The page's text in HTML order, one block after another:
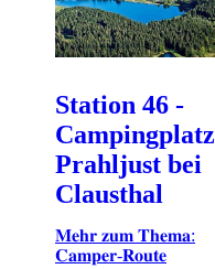
Station 46 -
Campingplatz
Prahljust bei
Clausthal
𝐌𝐞𝐡𝐫 𝐳𝐮𝐦 𝐓𝐡𝐞𝐦𝐚:
𝐂𝐚𝐦𝐩𝐞𝐫-𝐑𝐨𝐮𝐭𝐞